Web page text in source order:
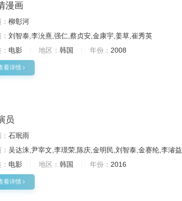
漫画
柳彰河
刘智泰,李沇熹,强仁,蔡贞安,金康宇,姜草,崔秀英
电影 地区： 韩国 年份： 2008
看详情
员
石珉雨
吴达洙,尹宰文,李璟荣,陈庆,金明民,刘智泰,金赛纶,李濬益
电影 地区： 韩国 年份： 2016
看详情